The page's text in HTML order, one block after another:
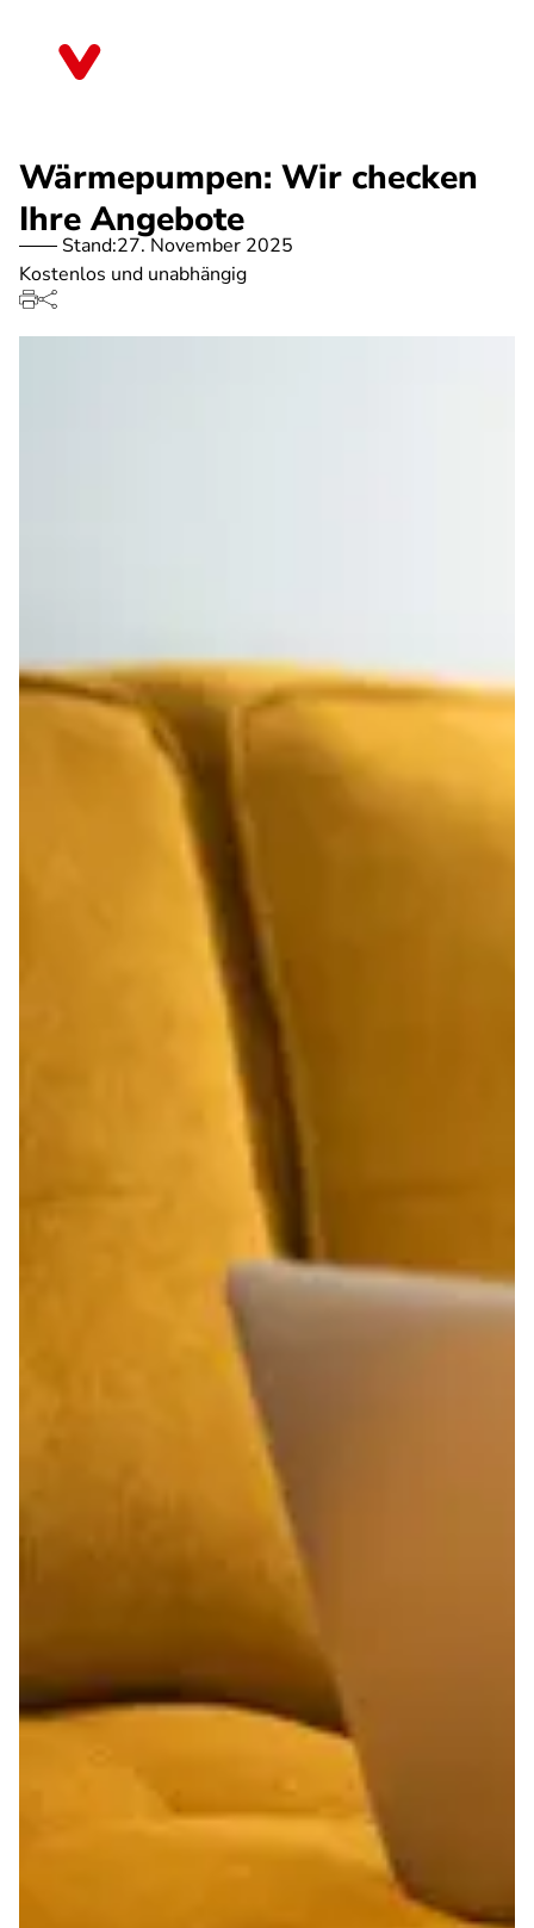
Wärmepumpen: Wir checken
Ihre Angebote
Stand:27. November 2025
Kostenlos und unabhängig